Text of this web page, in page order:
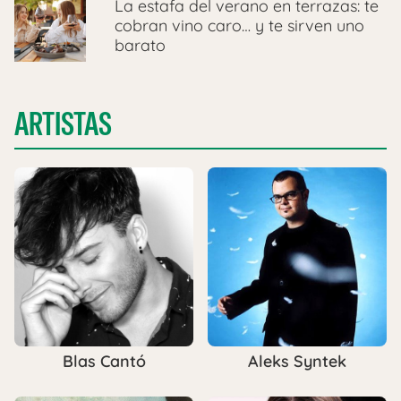
La estafa del verano en terrazas: te
cobran vino caro… y te sirven uno
barato
ARTISTAS
Blas Cantó Aleks Syntek